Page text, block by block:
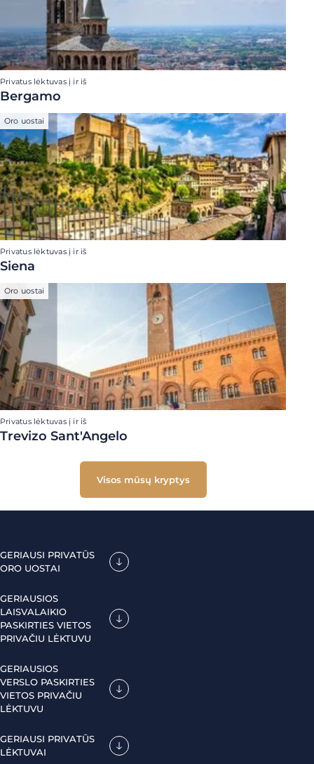
Privatus lėktuvas į ir iš
Bergamo
Oro uostai
Privatus lėktuvas į ir iš
Siena
Oro uostai
Privatus lėktuvas į ir iš
Trevizo Sant'Angelo
Visos mūsų kryptys
GERIAUSI PRIVATŪS
ORO UOSTAI
GERIAUSIOS
LAISVALAIKIO
PASKIRTIES VIETOS
PRIVAČIU LĖKTUVU
GERIAUSIOS
VERSLO PASKIRTIES
VIETOS PRIVAČIU
LĖKTUVU
GERIAUSI PRIVATŪS
LĖKTUVAI